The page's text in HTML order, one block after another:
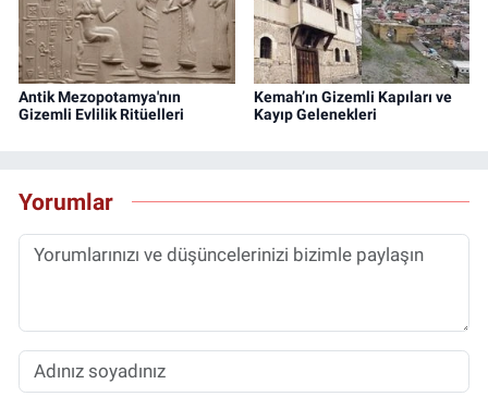
Antik Mezopotamya'nın
Gizemli Evlilik Ritüelleri
Kemah’ın Gizemli Kapıları ve
Kayıp Gelenekleri
Yorumlar